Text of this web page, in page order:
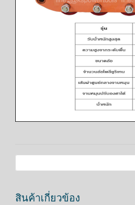
สินค้าเกี่ยวข้อง